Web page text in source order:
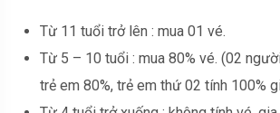
Từ 11 tuổi trở lên : mua 01 vé.
Từ 5 – 10 tuổi : mua 80% vé. (02
trẻ em 80%, trẻ em thứ 02 tính 100%